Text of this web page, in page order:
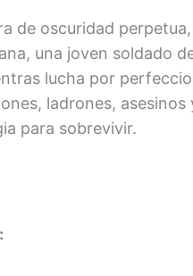
de oscuridad
una joven soldado
lucha por
ladrones, asesinos
para sobrevivir.